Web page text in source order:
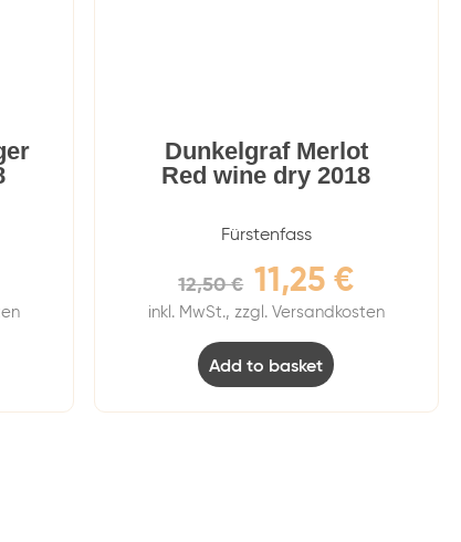
Dunkelgraf Merlot
Red wine dry 2018
Fürstenfass
12,50€ 11,25€
inkl. MwSt., zzgl. Versandkosten
Add to basket